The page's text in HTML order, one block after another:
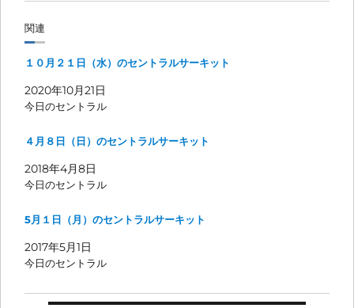
関連
１０月２１日（水）のセントラルサーキット
2020年10月21日
今日のセントラル
４月８日（日）のセントラルサーキット
2018年4月8日
今日のセントラル
5月１日（月）のセントラルサーキット
2017年5月1日
今日のセントラル